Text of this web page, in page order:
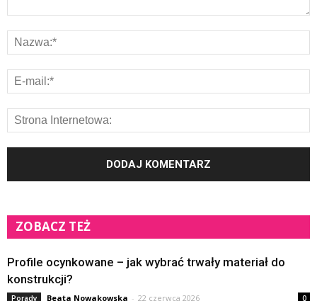
ZOBACZ TEŻ
Profile ocynkowane – jak wybrać trwały materiał do
konstrukcji?
Porady Beata Nowakowska - 22 czerwca 2026 0